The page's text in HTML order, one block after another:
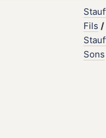
Fils /
Sons